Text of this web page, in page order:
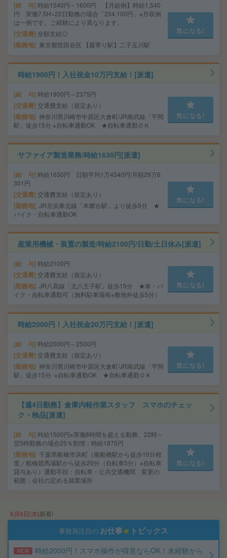
給 与 時給1540円～1600円 【月給例】時給1,540
円 実働7.5H×22日勤務の場合「254,100円」※月収例
は一例です。ご経験により異なります。
交通費 全額支給◎
勤務地 東京都世田谷区 【最寄り駅】二子玉川駅
気になる!
時給1900円！入社祝金10万円支給！[派遣]
給 与 時給1900円～2375円
交通費 交通費支給（規定あり）
勤務地 神奈川県川崎市中原区大倉町/JR南武線「平間
駅」徒歩15分 ※自転車通勤OK ★自転車通勤ＯＫ
気になる!
サファイア製造業務/時給1630円[派遣]
給 与 時給1630円 日額平均1万4540円/月額29万6
301円
交通費 交通費支給（規定あり）
勤務地 JR京浜東北線「本郷台駅」より徒歩5分 ★
バイク・自転車通勤OK
気になる!
産業用機械・装置の製造/時給2100円/日勤/土日休み[派遣]
給 与 時給2100円
交通費 交通費支給（規定あり）
勤務地 JR八高線「北八王子駅」徒歩15分 ★車・バ
イク・自転車通勤可（無料駐車場有※敷地外徒歩5分）
気になる!
時給2000円！入社祝金20万円支給！[派遣]
給 与 時給2000円～2500円
交通費 交通費支給（規定あり）
勤務地 神奈川県川崎市中原区大倉町/JR南武線「平間
駅」徒歩15分 ※自転車通勤OK ★自転車通勤ＯＫ
気になる!
【週4日勤務】倉庫内軽作業スタッフ スマホのチェッ
ク・検品[派遣]
給 与 時給1500円※実働8時間を超える勤務、22時～
翌5時勤務の場合25％割増：時給1875円
勤務地 千葉県船橋市浜町（南船橋駅から徒歩10分程
度／船橋競馬場駅から徒歩20分（自転車5分）※自転車
貸与あり）通勤手段：自転車・公共交通機関 変更の
範囲：会社の定める就業場所
気になる!
8月6日(木)新着!
事務局注目の お仕事★ トピックス
NEW
時給2000円！スマホ操作が得意ならOK！未経験から